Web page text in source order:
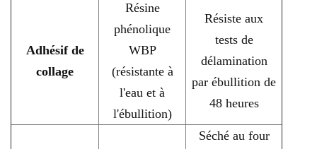
Adhésif de
collage
Résine
phénolique
WBP
(résistante à
l'eau et à
l'ébullition)
Résiste aux
tests de
délamination
par ébullition de
48 heures
Séché au four